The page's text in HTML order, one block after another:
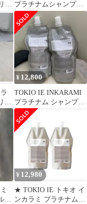
ー プラチナムシャンプー
＆トリートメント
700mlセット
ー
¥ 12,800
TOKIO IE INKARAMI
プラチナム シャンプー
トリートメントセット
¥ 12,980
★ TOKIO IE トキオ イ
ンカラミ プラチナム